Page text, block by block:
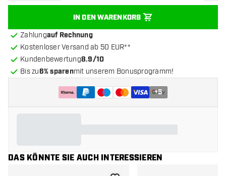
IN DEN WARENKORB
Zahlungauf Rechnung
Kostenloser Versand ab 50 EUR**
Kundenbewertung8.9/10
Bis zu6% sparenmit unserem Bonusprogramm!
+5
DAS KÖNNTE SIE AUCH INTERESSIEREN